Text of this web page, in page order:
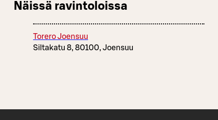
Näissä ravintoloissa
Torero Joensuu
Siltakatu 8, 80100, Joensuu